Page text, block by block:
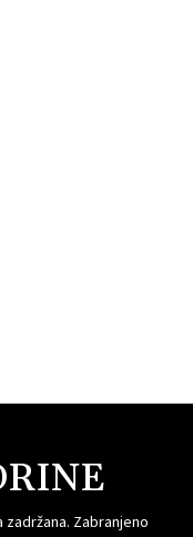
zadržana. Zabranjeno